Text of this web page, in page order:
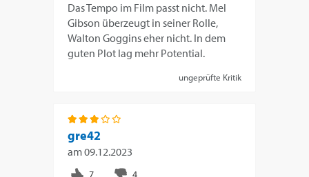
Das Tempo im Film passt nicht. Mel
Gibson überzeugt in seiner Rolle,
Walton Goggins eher nicht. In dem
guten Plot lag mehr Potential.
ungeprüfte Kritik
gre42
am09.12.2023